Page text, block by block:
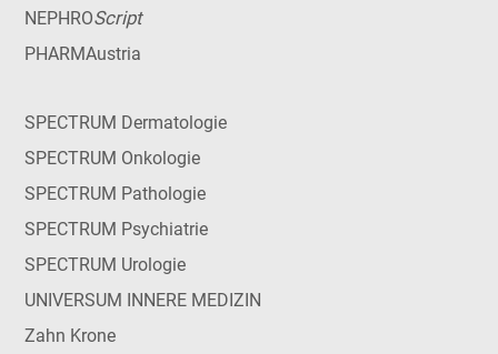
NEPHROScript
PHARMAustria
SPECTRUM Dermatologie
SPECTRUM Onkologie
SPECTRUM Pathologie
SPECTRUM Psychiatrie
SPECTRUM Urologie
UNIVERSUM INNERE MEDIZIN
Zahn Krone